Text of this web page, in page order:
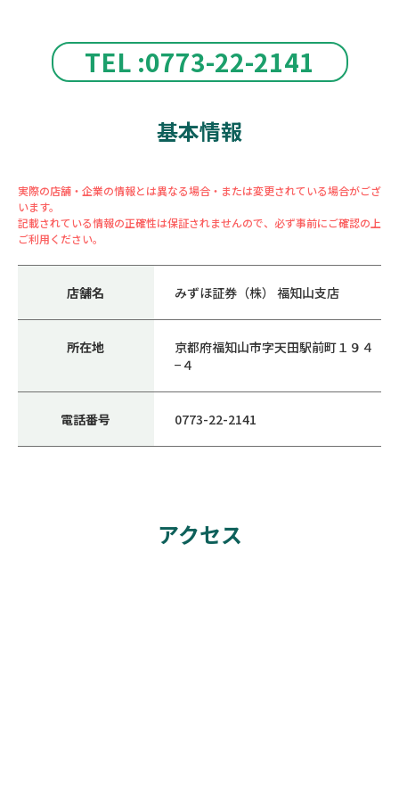
TEL :0773-22-2141
基本情報
実際の店舗・企業の情報とは異なる場合・または変更されている場合がござ
います。
記載されている情報の正確性は保証されませんので、必ず事前にご確認の上
ご利用ください。
店舗名 みずほ証券（株） 福知山支店
所在地
京都府福知山市字天田駅前町１９４
−４
電話番号 0773-22-2141
アクセス